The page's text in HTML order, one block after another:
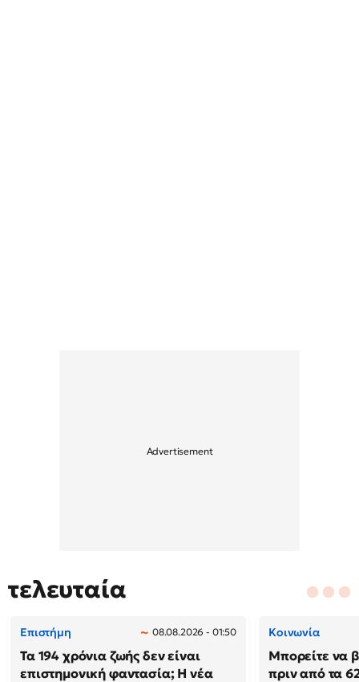
τελευταία
Επιστήμη 08.08.2026 - 01:50
Τα 194 χρόνια ζωής δεν είναι
επιστημονική φαντασία; Η νέα
Κοινωνία
Μπορείτε να
πριν από τα